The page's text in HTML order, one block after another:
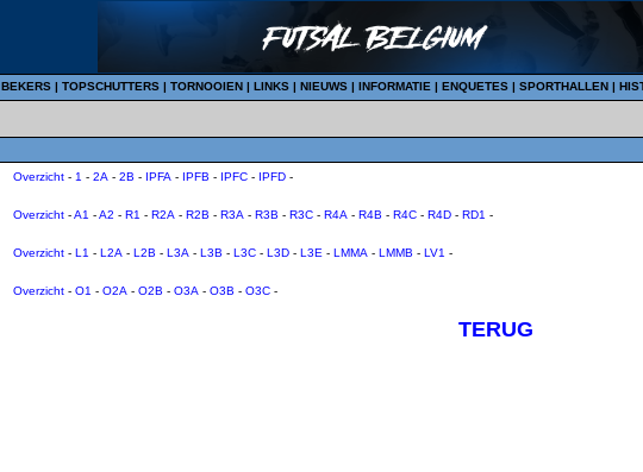
BEKERS | TOPSCHUTTERS | TORNOOIEN | LINKS | NIEUWS | INFORMATIE | ENQUETES | SPORTHALLEN |
Overzicht - 1 - 2A - 2B - IPFA - IPFB - IPFC - IPFD -
Overzicht -A1 -A2 - R1 - R2A - R2B - R3A - R3B - R3C - R4A - R4B - R4C - R4D - RD1 -
Overzicht - L1 - L2A - L2B - L3A - L3B - L3C - L3D - L3E - LMMA - LMMB - LV1 -
Overzicht - O1 - O2A - O2B - O3A - O3B - O3C -
TERUG